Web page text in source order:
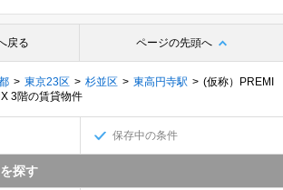
戻る ページの先頭へ
東京23区 杉並区 東高円寺駅
(仮称）PREMI
3階の賃貸物件
保存中の条件
探す